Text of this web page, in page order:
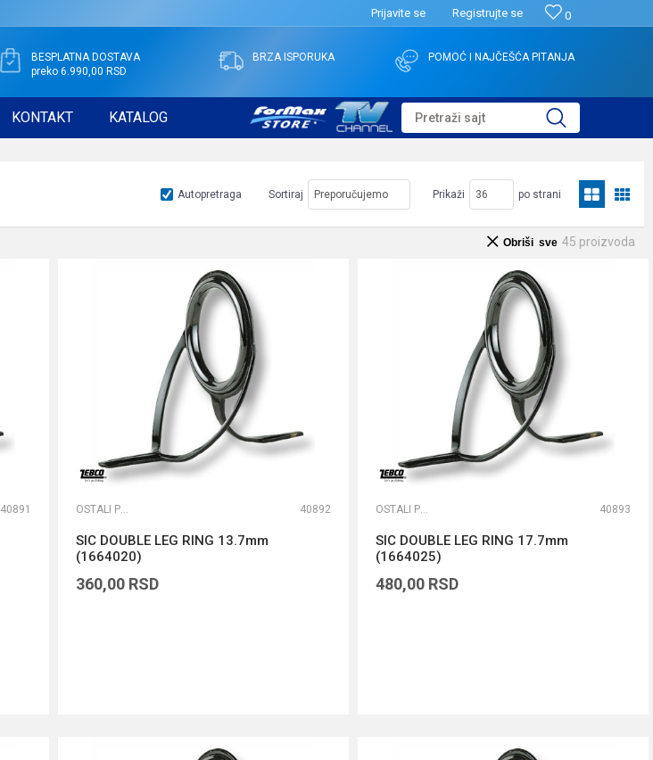
0
Prijavite se Registrujte se
BESPLATNA DOSTAVA
preko 6.990,00 RSD
BRZA ISPORUKA POMOĆ I NAJČEŠĆA PITANJA
KONTAKT KATALOG Pretraži sajt
Autopretraga Sortiraj Prikaži po strani
45 proizvoda
Obriši sve
40891 OSTALI PRIBOR 40892
SIC DOUBLE LEG RING 13.7mm
(1664020)
360,00 RSD
OSTALI PRIBOR 40893
SIC DOUBLE LEG RING 17.7mm
(1664025)
480,00 RSD